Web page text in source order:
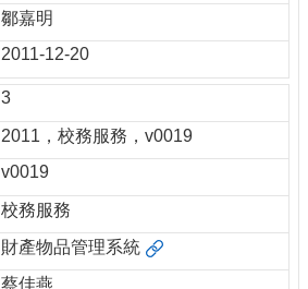
鄒嘉明
2011-12-20
3
2011，校務服務，v0019
v0019
校務服務
財產物品管理系統
蔡佳燕